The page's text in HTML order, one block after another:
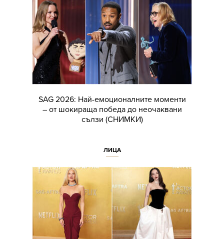
SAG 2026: Най-емоционалните моменти
– от шокираща победа до неочаквани
сълзи (СНИМКИ)
ЛИЦА